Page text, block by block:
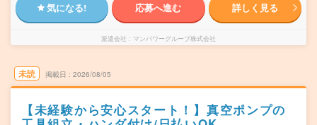
気になる! 応募へ進む 詳しく見る
派遣会社 マンパワーグループ株式会社
未読 掲載日 2026/08/05
【未経験から安心スタート！】真空ポンプの